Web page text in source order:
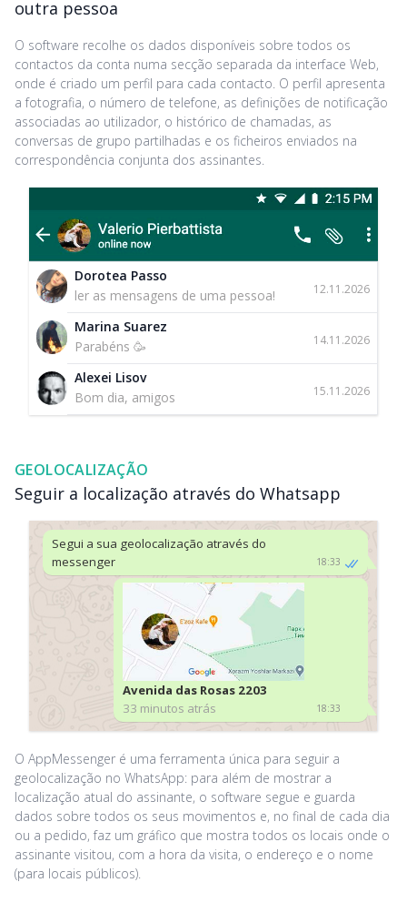
outra pessoa
O software recolhe os dados disponíveis sobre todos os
contactos da conta numa secção separada da interface Web,
onde é criado um perfil para cada contacto. O perfil apresenta
a fotografia, o número de telefone, as definições de notificação
associadas ao utilizador, o histórico de chamadas, as
conversas de grupo partilhadas e os ficheiros enviados na
correspondência conjunta dos assinantes.
Dorotea Passo
12.11.2026
ler as mensagens de uma pessoa!
Marina Suarez
14.11.2026
Parabéns 🥳
Alexei Lisov
15.11.2026
Bom dia, amigos
GEOLOCALIZAÇÃO
Seguir a localização através do Whatsapp
18:33
Segui a sua geolocalização através do
messenger
18:33
Avenida das Rosas 2203
33 minutos atrás
O AppMessenger é uma ferramenta única para seguir a
geolocalização no WhatsApp: para além de mostrar a
localização atual do assinante, o software segue e guarda
dados sobre todos os seus movimentos e, no final de cada dia
ou a pedido, faz um gráfico que mostra todos os locais onde o
assinante visitou, com a hora da visita, o endereço e o nome
(para locais públicos).